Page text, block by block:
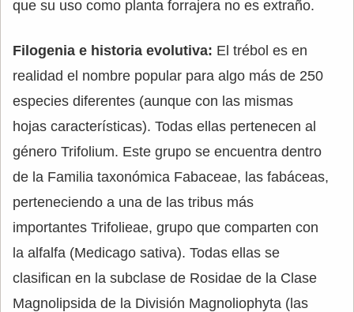
que su uso como planta forrajera no es extraño.
Filogenia e historia evolutiva: El trébol es en
realidad el nombre popular para algo más de 250
especies diferentes (aunque con las mismas
hojas características). Todas ellas pertenecen al
género Trifolium. Este grupo se encuentra dentro
de la Familia taxonómica Fabaceae, las fabáceas,
perteneciendo a una de las tribus más
importantes Trifolieae, grupo que comparten con
la alfalfa (Medicago sativa). Todas ellas se
clasifican en la subclase de Rosidae de la Clase
Magnolipsida de la División Magnoliophyta (las